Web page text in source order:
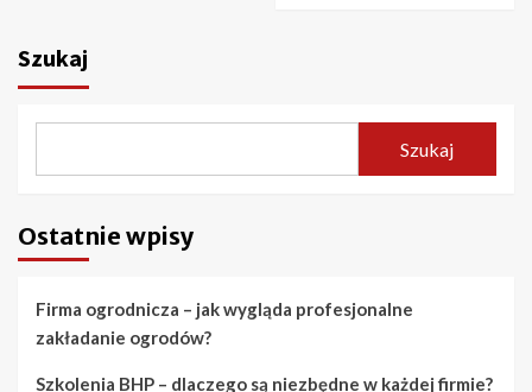
Szukaj
Szukaj
Ostatnie wpisy
Firma ogrodnicza – jak wygląda profesjonalne
zakładanie ogrodów?
Szkolenia BHP – dlaczego są niezbędne w każdej firmie?